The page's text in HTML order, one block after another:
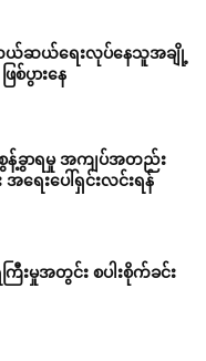
ကယ်ဆယ်ရေးလုပ်နေသူအချို့
ြစ်ပွားနေ
န့်ခွာရမှု အကျပ်အတည်း
အရေးပေါ်ရှင်းလင်းရန်
ြီးမှုအတွင်း စပါးစိုက်ခင်း